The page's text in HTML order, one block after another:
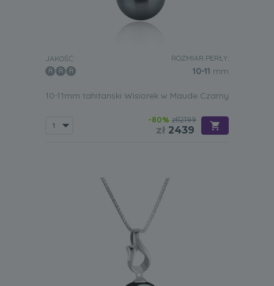
JAKOŚĆ: ROZMIAR PERŁY:
10-11 mm
10-11mm tahitanski Wisiorek w Maude Czarny
-80% zł12199
zł 2439